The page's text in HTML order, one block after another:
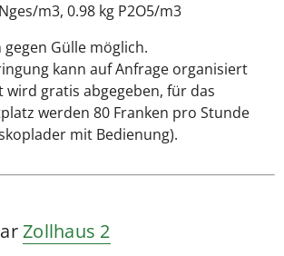
m3, 0.98 kg P2O5/m3
gegen Gülle möglich.
kann auf Anfrage organisiert
wird gratis abgegeben, für das
werden 80 Franken pro Stunde
mit Bedienung).
Zollhaus 2